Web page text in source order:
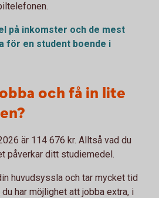
på inkomster och de mest
för en student boende i
och få in lite
är 114 676 kr. Alltså vad du
påverkar ditt studiemedel.
huvudsyssla och tar mycket tid
har möjlighet att jobba extra, i